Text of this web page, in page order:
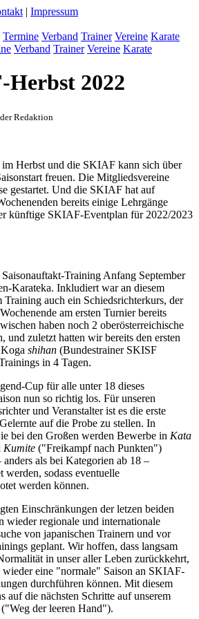
| Impressum
Termine Verband Trainer Vereine Karate
Verband Trainer Vereine Karate
2022
Redaktion
Herbst und die SKIAF kann sich über
freuen. Die Mitgliedsvereine
gestartet. Und die SKIAF hat auf
bereits einige Lehrgänge
künftige SKIAF-Eventplan für 2022/2023
Training Anfang September
Karateka. Inkludiert war an diesem
Training auch ein Schiedsrichterkurs, der
am ersten Turnier bereits
haben noch 2 oberösterreichische
und zuletzt hatten wir bereits den ersten
shihan (Bundestrainer SKISF
in 4 Tagen.
Cup für alle unter 18 dieses
nun so richtig los. Für unseren
und Veranstalter ist es die erste
auf die Probe zu stellen. In
bei den Großen werden Bewerbe in Kata
Kumite ("Freikampf nach Punkten")
als bei Kategorien ab 18 –
werden, sodass eventuelle
werden können.
Einschränkungen der letzen beiden
wieder regionale und internationale
von japanischen Trainern und vor
geplant. Wir hoffen, dass langsam
in unser aller Leben zurückkehrt,
wieder eine "normale" Saison an SKIAF-
durchführen können. Mit diesem
auf die nächsten Schritte auf unserem
("Weg der leeren Hand").